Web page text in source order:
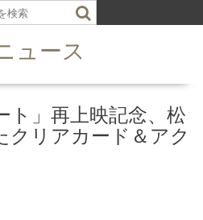
ュース
ト」再上映記念、松
クリアカード＆アク